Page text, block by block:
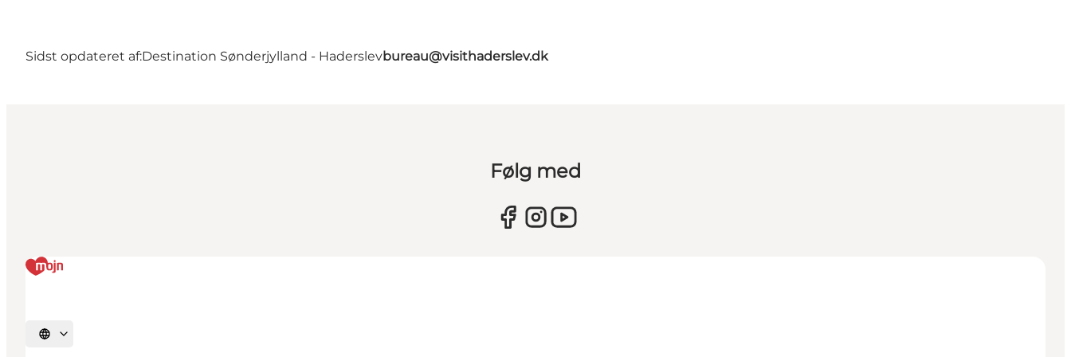
Sidst opdateret af:Destination Sønderjylland - Haderslevbureau@visithaderslev.dk
Følg med
Vælg sprog